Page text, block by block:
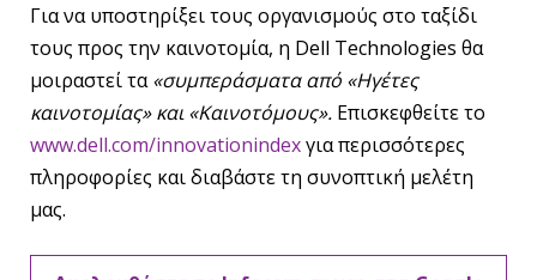
Για να υποστηρίξει τους οργανισμούς στο ταξίδι
τους προς την καινοτομία, η Dell Technologies θα
μοιραστεί τα«συμπεράσματα από «Ηγέτες
καινοτομίας» και «Καινοτόμους». Επισκεφθείτε το
www.dell.com/innovationindexγια περισσότερες
πληροφορίες και διαβάστε τη συνοπτική μελέτη
μας.